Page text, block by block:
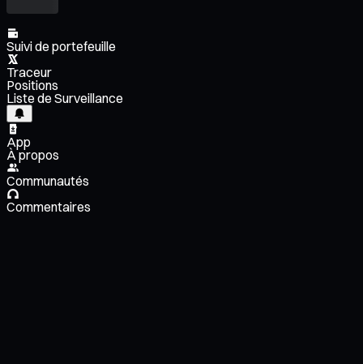
Suivi de portefeuille
Traceur
Positions
Liste de Surveillance
App
À propos
Communautés
Commentaires